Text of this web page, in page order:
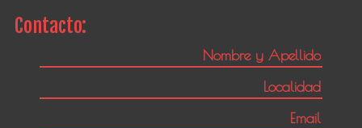
Contacto: